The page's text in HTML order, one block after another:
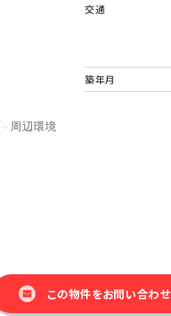
交通
築年月
この物件をお問い合わせ